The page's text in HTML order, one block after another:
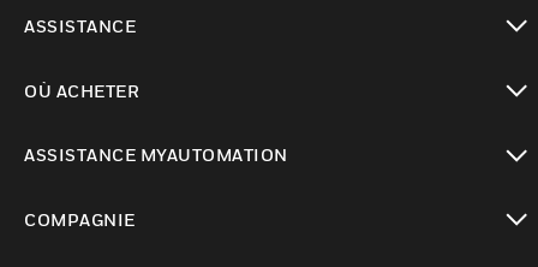
ASSISTANCE
OÙ ACHETER
ASSISTANCE MYAUTOMATION
COMPAGNIE